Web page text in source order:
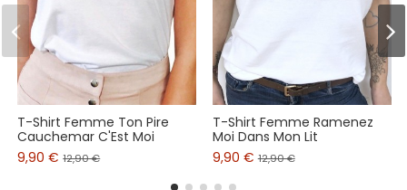
T-Shirt Femme Ton Pire
Cauchemar C'Est Moi
9,90 €12,90 €
T-Shirt Femme Ramenez
Moi Dans Mon Lit
9,90 €12,90 €